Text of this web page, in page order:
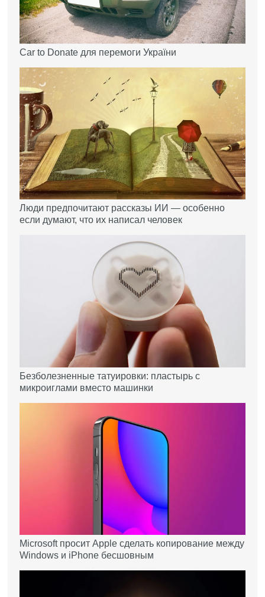
Car to Donate для перемоги України
Люди предпочитают рассказы ИИ — особенно
если думают, что их написал человек
Безболезненные татуировки: пластырь с
микроиглами вместо машинки
Microsoft просит Apple сделать копирование между
Windows и iPhone бесшовным